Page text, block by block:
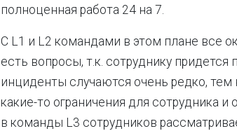
полноценная работа 24 на 7.
С L1 и L2 командами в этом плане все
есть вопросы, т.к. сотруднику
инциденты случаются очень редко,
какие-то ограничения для сотрудника
в команды L3 сотрудников